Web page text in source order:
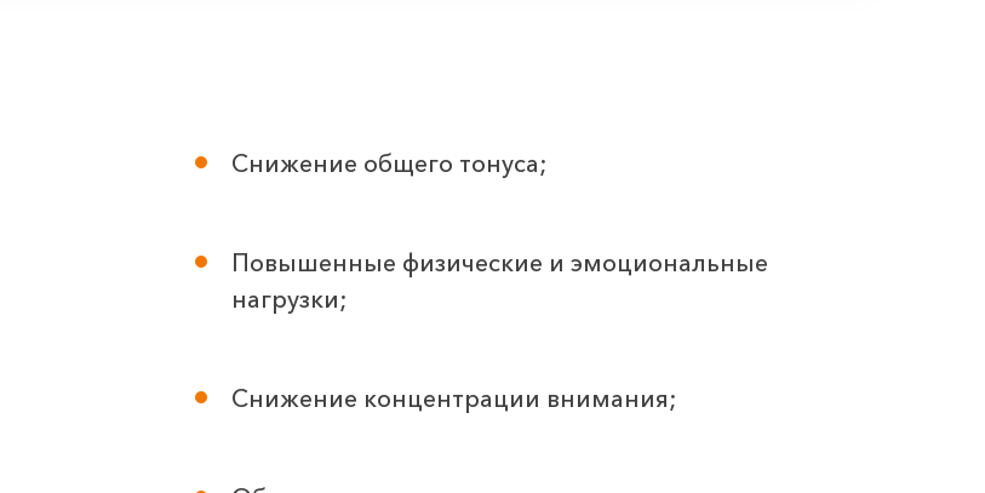
Снижение общего тонуса;
Повышенные физические и эмоциональные
нагрузки;
Снижение концентрации внимания;